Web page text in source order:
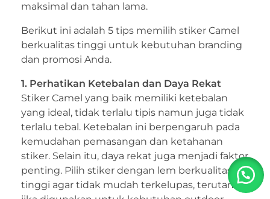
maksimal dan tahan lama.
Berikut ini adalah 5 tips memilih stiker Camel
berkualitas tinggi untuk kebutuhan branding
dan promosi Anda.
1. Perhatikan Ketebalan dan Daya Rekat
Stiker Camel yang baik memiliki ketebalan
yang ideal, tidak terlalu tipis namun juga tidak
terlalu tebal. Ketebalan ini berpengaruh pada
kemudahan pemasangan dan ketahanan
stiker. Selain itu, daya rekat juga menjadi faktor
penting. Pilih stiker dengan lem berkualitas
tinggi agar tidak mudah terkelupas, terutama